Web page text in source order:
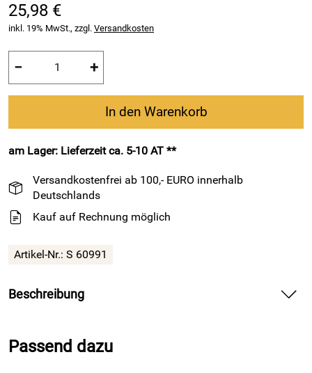
25,98 €
inkl. 19% MwSt., zzgl. Versandkosten
− +
In den Warenkorb
am Lager: Lieferzeit ca. 5-10 AT **
Versandkostenfrei ab 100,- EURO innerhalb
Deutschlands
Kauf auf Rechnung möglich
Artikel-Nr.: S 60991
Beschreibung
märchenhaftes Erlebnis
Passend dazu